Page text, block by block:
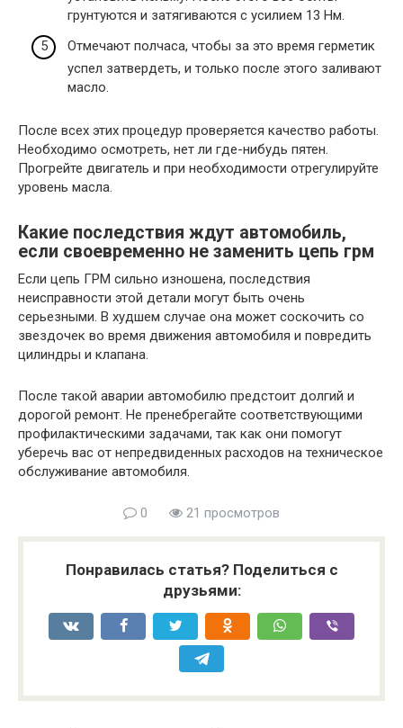
грунтуются и затягиваются с усилием 13 Нм.
Отмечают полчаса, чтобы за это время герметик
успел затвердеть, и только после этого заливают
масло.
После всех этих процедур проверяется качество работы.
Необходимо осмотреть, нет ли где-нибудь пятен.
Прогрейте двигатель и при необходимости отрегулируйте
уровень масла.
Какие последствия ждут автомобиль,
если своевременно не заменить цепь грм
Если цепь ГРМ сильно изношена, последствия
неисправности этой детали могут быть очень
серьезными. В худшем случае она может соскочить со
звездочек во время движения автомобиля и повредить
цилиндры и клапана.
После такой аварии автомобилю предстоит долгий и
дорогой ремонт. Не пренебрегайте соответствующими
профилактическими задачами, так как они помогут
уберечь вас от непредвиденных расходов на техническое
обслуживание автомобиля.
0 21 просмотров
Понравилась статья? Поделиться с
друзьями: